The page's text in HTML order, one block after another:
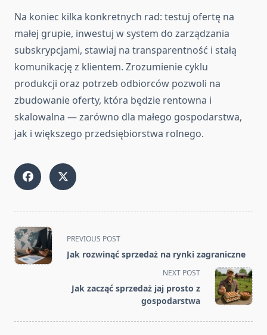
Na koniec kilka konkretnych rad: testuj ofertę na
małej grupie, inwestuj w system do zarządzania
subskrypcjami, stawiaj na transparentność i stałą
komunikację z klientem. Zrozumienie cyklu
produkcji oraz potrzeb odbiorców pozwoli na
zbudowanie oferty, która będzie rentowna i
skalowalna — zarówno dla małego gospodarstwa,
jak i większego przedsiębiorstwa rolnego.
<span
class="nav-
subtitle
PREVIOUS POST
Jak rozwinąć sprzedaż na rynki zagraniczne
NEXT POST
Jak zacząć sprzedaż jaj prosto z
gospodarstwa